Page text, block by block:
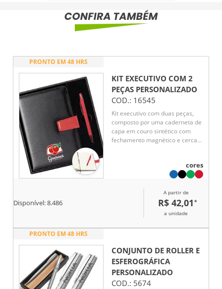
PRONTO EM 48 HRS
KIT EXECUTIVO COM 2
PEÇAS PERSONALIZADO
COD.: 16545
Kit executivo com duas peças,
composto por uma caderneta de
capa em couro sintético com
fechamento magnético e cerca
emborrachada para uso em
esferográfica azul de 1,0 mm.
Acompanha uma caixa de
papelão com berço em espuma
cores
Disponível:8.486
A partir de
R$ 42,01 *
a unidade
PRONTO EM 48 HRS
CONJUNTO DE ROLLER E
ESFEROGRÁFICA
PERSONALIZADO
COD.: 5674